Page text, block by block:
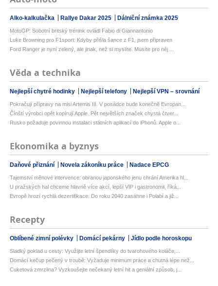
Alko-kalkulačka Rallye Dakar 2025 Dálniční známka 2025
MotoGP: Sobotní britský trénink ovládl Fabio di Giannantonio
Luke Browning pro F1sport: Kdyby přišla šance z F1, jsem připraven
Ford Ranger je nyní zelený, ale jinak, než si myslíte. Musíte pro něj ...
Věda a technika
Nejlepší chytré hodinky Nejlepší telefony Nejlepší VPN – srovnání
Pokračují přípravy na misi Artemis III. V posádce bude konečně Evropan...
Čínští výrobci opět kopírují Apple. Pět největších značek chystá čtver...
Rusko požaduje povinnou instalaci státních aplikací do iPhonů. Apple o...
Ekonomika a byznys
Daňové přiznání Novela zákoníku práce Nadace EPCG
Tajemství měnové intervence: obranou japonského jenu chrání Amerika hl...
U pražských hal chceme hlavně více akcí, lepší VIP i gastronomii, říká...
Evropě hrozí rychlá dezertifikace. Do roku 2040 zasáhne i Polabí a již...
Recepty
Oblíbené zimní polévky Domácí pekárny Jídlo podle horoskopu
Sladký poklad u cesty: Využijte letní špendlíky do tvarohového koláče,...
Domácí kečup pečený v troubě: Vyžaduje minimum práce a chutná lépe než...
Cuketová zmrzlina? Vyzkoušejte nečekaný letní hit a geniální způsob, j...